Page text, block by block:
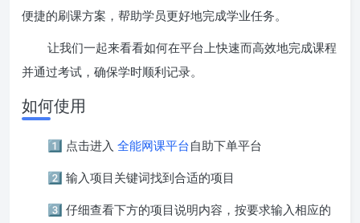
便捷的刷课方案，帮助学员更好地完成学业任务。
让我们一起来看看如何在平台上快速而高效地完成课程
并通过考试，确保学时顺利记录。
如何使用
1️⃣ 点击进入 全能网课平台自助下单平台
2️⃣ 输入项目关键词找到合适的项目
3️⃣ 仔细查看下方的项目说明内容，按要求输入相应的